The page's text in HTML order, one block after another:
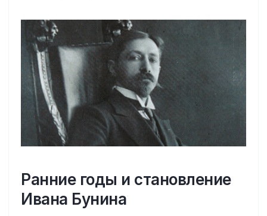
Ранние годы и становление
Ивана Бунина